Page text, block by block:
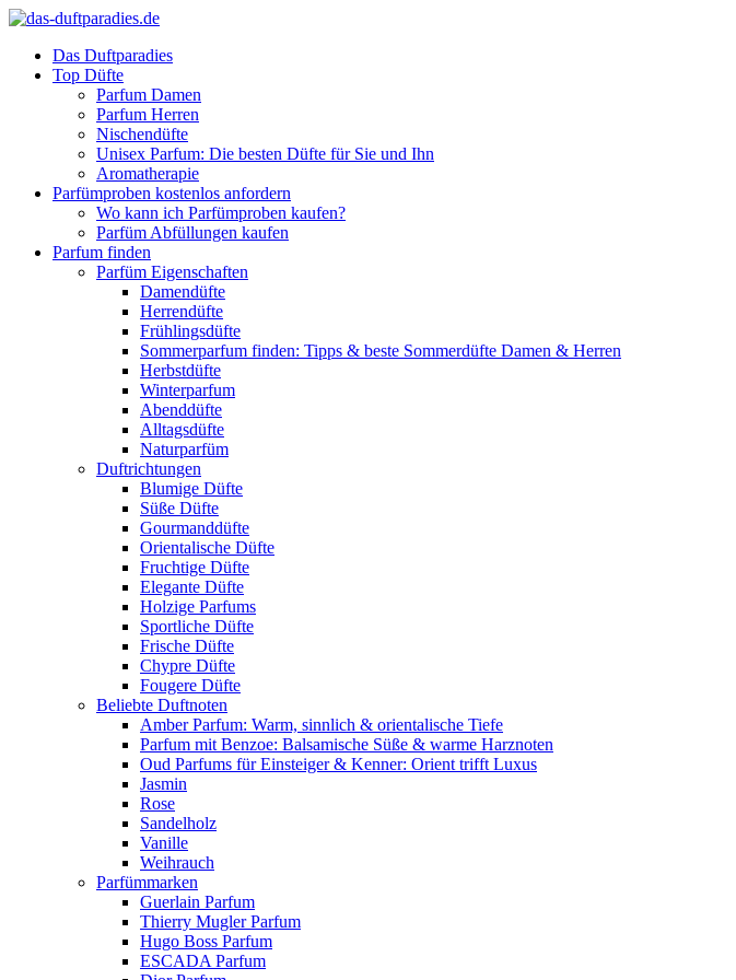
Das Duftparadies
Top Düfte
Parfum Damen
Parfum Herren
Nischendüfte
Unisex Parfum: Die besten Düfte für Sie und Ihn
Aromatherapie
Parfümproben kostenlos anfordern
Wo kann ich Parfümproben kaufen?
Parfüm Abfüllungen kaufen
Parfum finden
Parfüm Eigenschaften
Damendüfte
Herrendüfte
Frühlingsdüfte
Sommerparfum finden: Tipps & beste Sommerdüfte Damen & Herren
Herbstdüfte
Winterparfum
Abenddüfte
Alltagsdüfte
Naturparfüm
Duftrichtungen
Blumige Düfte
Süße Düfte
Gourmanddüfte
Orientalische Düfte
Fruchtige Düfte
Elegante Düfte
Holzige Parfums
Sportliche Düfte
Frische Düfte
Chypre Düfte
Fougere Düfte
Beliebte Duftnoten
Amber Parfum: Warm, sinnlich & orientalische Tiefe
Parfum mit Benzoe: Balsamische Süße & warme Harznoten
Oud Parfums für Einsteiger & Kenner: Orient trifft Luxus
Jasmin
Rose
Sandelholz
Vanille
Weihrauch
Parfümmarken
Guerlain Parfum
Thierry Mugler Parfum
Hugo Boss Parfum
ESCADA Parfum